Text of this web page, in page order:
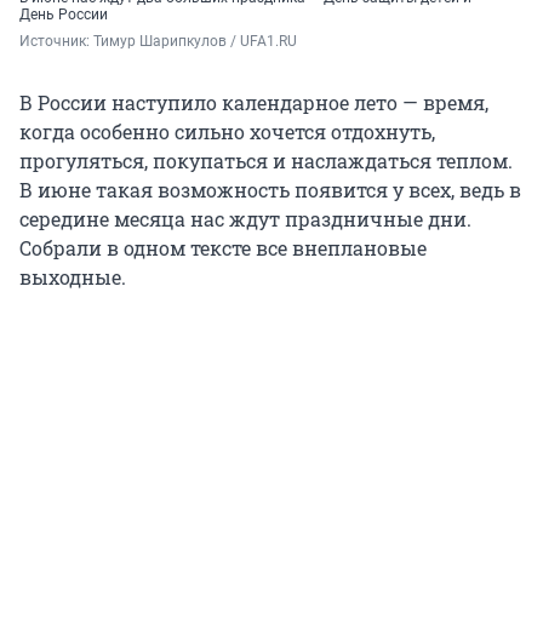
День России
Источник: Тимур Шарипкулов / UFA1.RU
В России наступило календарное лето — время,
когда особенно сильно хочется отдохнуть,
прогуляться, покупаться и наслаждаться теплом.
В июне такая возможность появится у всех, ведь в
середине месяца нас ждут праздничные дни.
Собрали в одном тексте все внеплановые
выходные.